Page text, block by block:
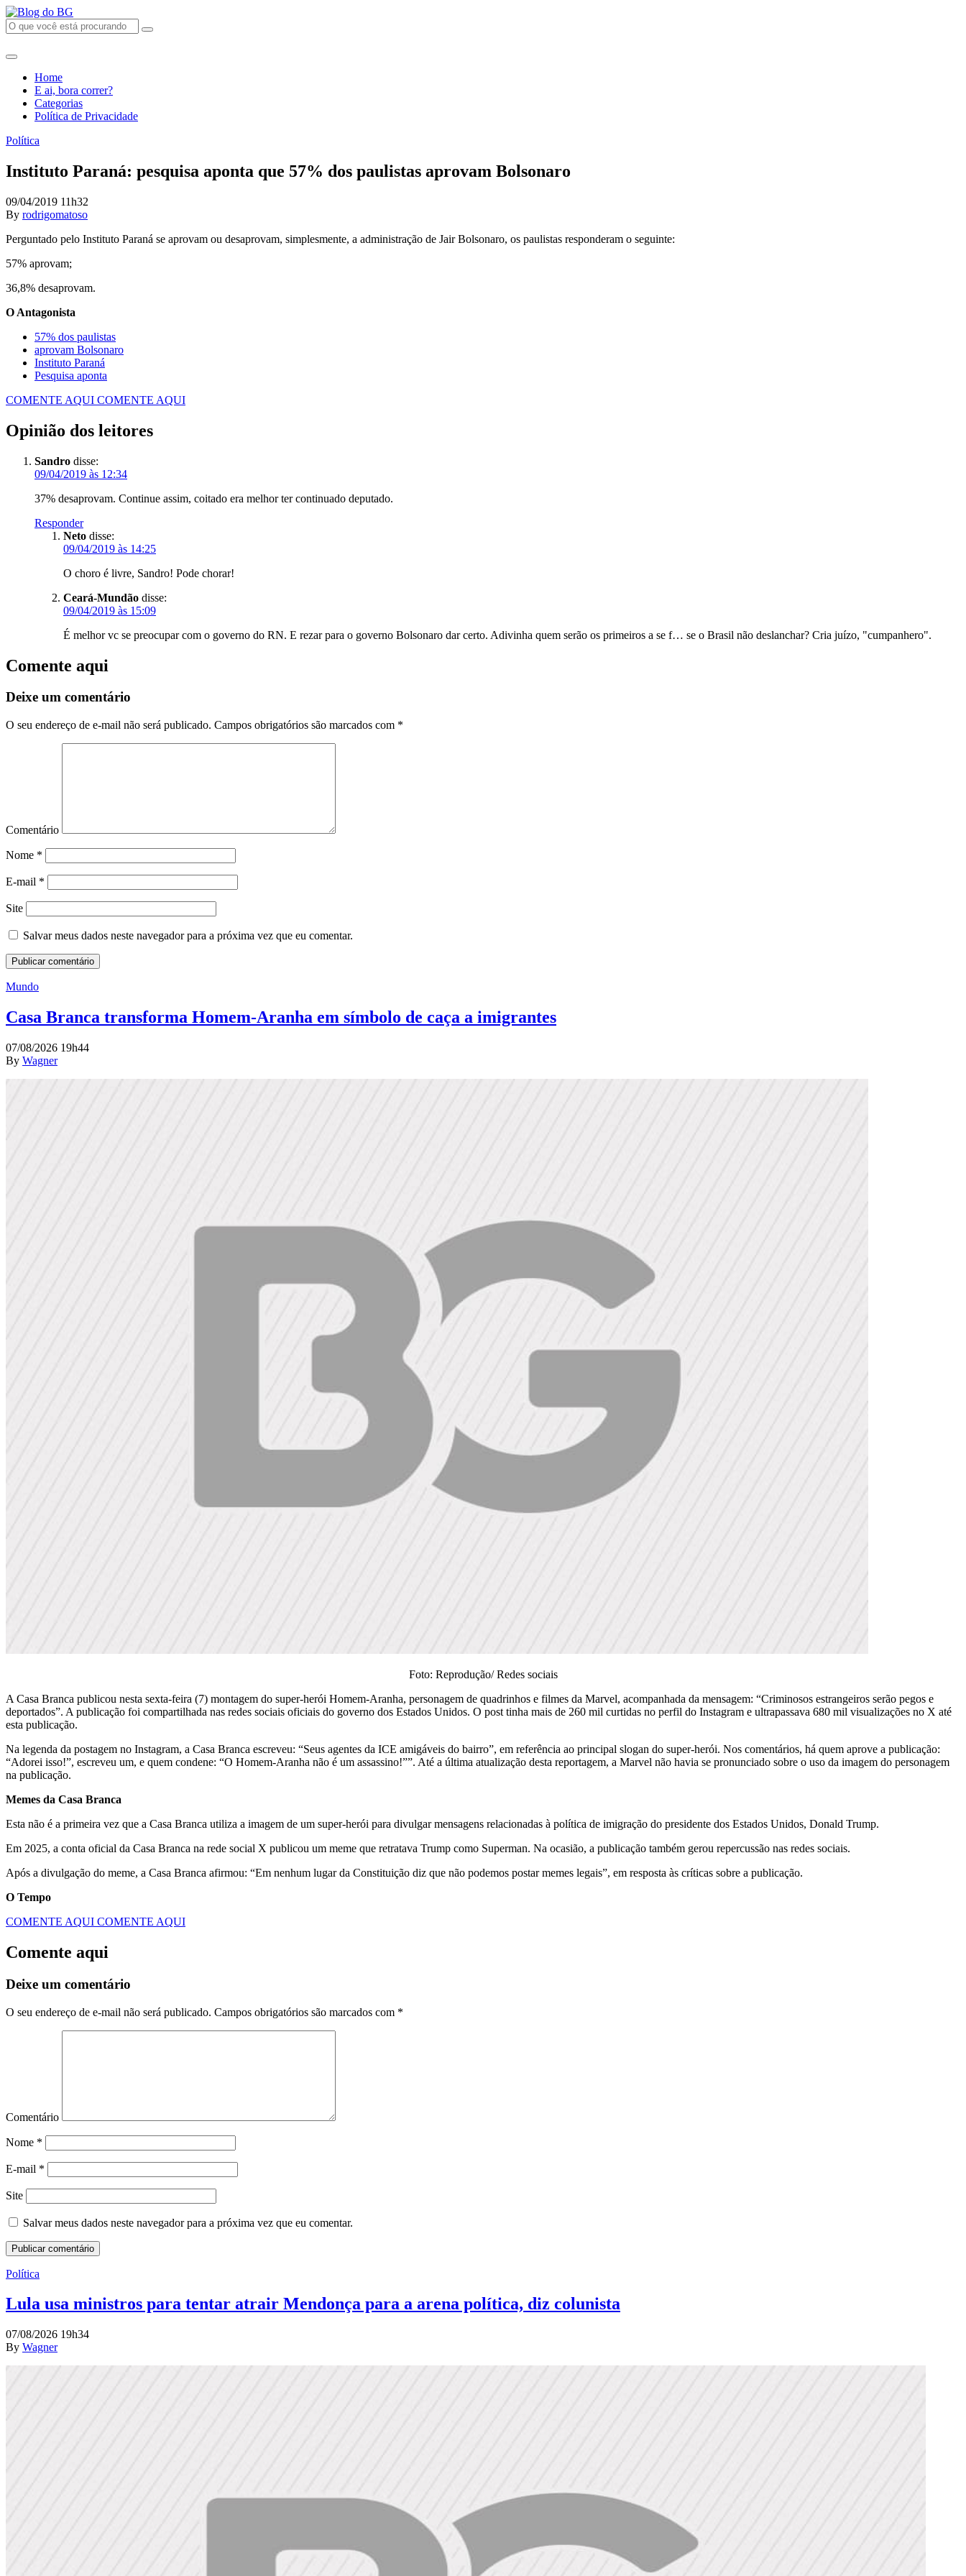
Home
E ai, bora correr?
Categorias
Política de Privacidade
Política
Instituto Paraná: pesquisa aponta que 57% dos paulistas aprovam Bolsonaro
09/04/2019 11h32
By rodrigomatoso
Perguntado pelo Instituto Paraná se aprovam ou desaprovam, simplesmente, a administração de Jair Bolsonaro, os paulistas responderam o seguinte:
57% aprovam;
36,8% desaprovam.
O Antagonista
57% dos paulistas
aprovam Bolsonaro
Instituto Paraná
Pesquisa aponta
COMENTE AQUI COMENTE AQUI
Opinião dos leitores
Sandro disse:
09/04/2019 às 12:34
37% desaprovam. Continue assim, coitado era melhor ter continuado deputado.
Responder
Neto disse:
09/04/2019 às 14:25
O choro é livre, Sandro! Pode chorar!
Ceará-Mundão disse:
09/04/2019 às 15:09
É melhor vc se preocupar com o governo do RN. E rezar para o governo Bolsonaro dar certo. Adivinha quem serão os primeiros a se f… se o Brasil não deslanchar? Cria juízo, "cumpanhero".
Comente aqui
Deixe um comentário
O seu endereço de e-mail não será publicado. Campos obrigatórios são marcados com *
Comentário
Nome *
E-mail *
Site
Salvar meus dados neste navegador para a próxima vez que eu comentar.
Mundo
Casa Branca transforma Homem-Aranha em símbolo de caça a imigrantes
07/08/2026 19h44
By Wagner
Foto: Reprodução/ Redes sociais
A Casa Branca publicou nesta sexta-feira (7) montagem do super-herói Homem-Aranha, personagem de quadrinhos e filmes da Marvel, acompanhada da mensagem: “Criminosos estrangeiros serão pegos e
deportados”. A publicação foi compartilhada nas redes sociais oficiais do governo dos Estados Unidos. O post tinha mais de 260 mil curtidas no perfil do Instagram e ultrapassava 680 mil visualizações no X até
esta publicação.
Na legenda da postagem no Instagram, a Casa Branca escreveu: “Seus agentes da ICE amigáveis do bairro”, em referência ao principal slogan do super-herói. Nos comentários, há quem aprove a publicação:
“Adorei isso!”, escreveu um, e quem condene: “O Homem-Aranha não é um assassino!””. Até a última atualização desta reportagem, a Marvel não havia se pronunciado sobre o uso da imagem do personagem
na publicação.
Memes da Casa Branca
Esta não é a primeira vez que a Casa Branca utiliza a imagem de um super-herói para divulgar mensagens relacionadas à política de imigração do presidente dos Estados Unidos, Donald Trump.
Em 2025, a conta oficial da Casa Branca na rede social X publicou um meme que retratava Trump como Superman. Na ocasião, a publicação também gerou repercussão nas redes sociais.
Após a divulgação do meme, a Casa Branca afirmou: “Em nenhum lugar da Constituição diz que não podemos postar memes legais”, em resposta às críticas sobre a publicação.
O Tempo
COMENTE AQUI COMENTE AQUI
Comente aqui
Deixe um comentário
O seu endereço de e-mail não será publicado. Campos obrigatórios são marcados com *
Comentário
Nome *
E-mail *
Site
Salvar meus dados neste navegador para a próxima vez que eu comentar.
Política
Lula usa ministros para tentar atrair Mendonça para a arena política, diz colunista
07/08/2026 19h34
By Wagner